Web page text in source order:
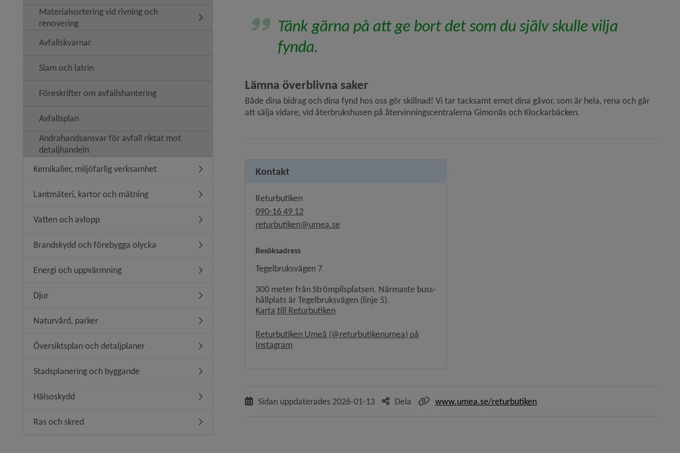
Materialsortering vid rivning och
renovering
Undermeny för Materialsortering vid rivning och renovering
Avfallskvarnar
Slam och latrin
Föreskrifter om avfallshantering
Avfallsplan
Andrahandsansvar för avfall riktat mot
detaljhandeln
Kemikalier, miljöfarlig verksamhet
Undermeny för Kemikalier, miljöfarlig verksamhet
Lantmäteri, kartor och mätning Undermeny för Lantmäteri, kartor och mätning
Vatten och avlopp Undermeny för Vatten och avlopp
Brandskydd och förebygga olycka Undermeny för Brandskydd och förebygga olycka
Energi och uppvärmning Undermeny för Energi och uppvärmning
Djur Undermeny för Djur
Naturvård, parker Undermeny för Naturvård, parker
Översiktsplan och detaljplaner Undermeny för Översiktsplan och detaljplaner
Stadsplanering och byggande Undermeny för Stadsplanering och byggande
Hälsoskydd Undermeny för Hälsoskydd
Ras och skred Undermeny för Ras och skred
Tänk gärna på att ge bort det som du själv skulle vilja
fynda.
Lämna överblivna saker
Både dina bidrag och dina fynd hos oss gör skillnad! Vi tar tacksamt emot dina gåvor, som är hela, rena och går
att sälja vidare, vid återbrukshusen på återvinnings­centralerna Gimonäs och Klockar­bäcken.
Kontakt
Returbutiken
090-16 49 12
returbutiken@umea.se
Besöksadress
Tegelbruksvägen 7
300 meter från Strömpils­platsen. Närmaste buss­
hållplats är Tegelbruksvägen (linje 5).
Karta till ReturbutikenLänk till annan webbplats, öppnas i nytt fönster.
Returbutiken Umeå (@returbutikenumea) på
InstagramLänk till annan webbplats, öppnas i nytt fönster.
Sidan uppdaterades 2026-01-13 Dela www.umea.se/returbutiken